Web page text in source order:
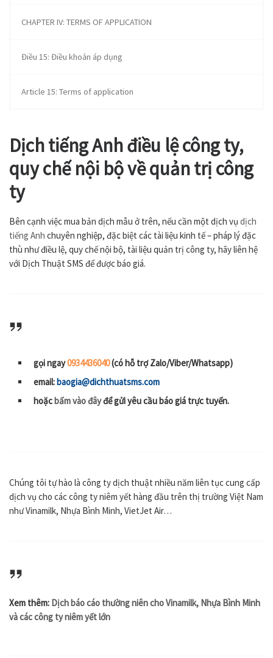
CHAPTER IV: TERMS OF APPLICATION
Điều 15: Điều khoản áp dụng
Article 15: Terms of application
Dịch tiếng Anh điều lệ công ty,
quy chế nội bộ về quản trị công
ty
Bên cạnh việc mua bản dịch mẫu ở trên, nếu cần một dịch vụ dịch
tiếng Anh chuyên nghiệp, đặc biệt các tài liệu kinh tế – pháp lý đặc
thù như điều lệ, quy chế nội bộ, tài liệu quản trị công ty, hãy liên hệ
với Dịch Thuật SMS để được báo giá.
gọi ngay0934436040(có hỗ trợ Zalo/Viber/Whatsapp)
email:baogia@dichthuatsms.com
hoặcbấm vào đâyđể gửi yêu cầu báo giá trực tuyến.
Chúng tôi tự hào là công ty dịch thuật nhiều năm liên tục cung cấp
dịch vụ cho các công ty niêm yết hàng đầu trên thị trường Việt Nam
như Vinamilk, Nhựa Bình Minh, VietJet Air…
Xem thêm: Dịch báo cáo thường niên cho Vinamilk, Nhựa Bình Minh
và các công ty niêm yết lớn